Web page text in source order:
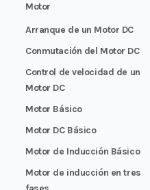
Motor
Arranque de un Motor DC
Conmutación del Motor DC
Control de velocidad de un
Motor DC
Motor Básico
Motor DC Básico
Motor de Inducción Básico
Motor de inducción en tres